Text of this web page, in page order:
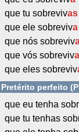
que tu sobrevivas
que ele sobreviva
que nós sobreviv
que vós sobreviv
que eles sobreviv
Pretérito perfeito
que eu tenha
que tu tenhas